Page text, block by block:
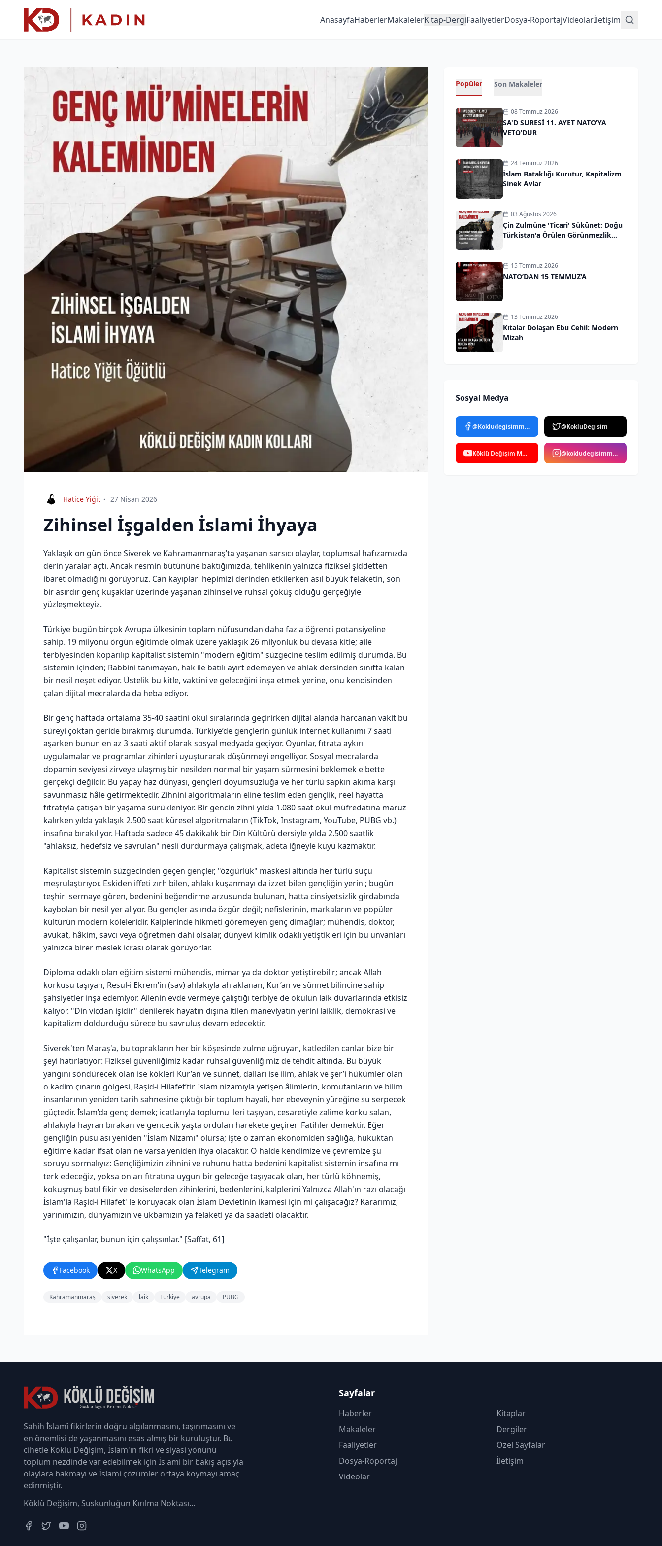
AnasayfaHaberlerMakalelerKitap-DergiFaaliyetlerDosya-RöportajVideolarİletişim
Hatice Yiğit 27 Nisan 2026
Zihinsel İşgalden İslami İhyaya
Yaklaşık on gün önce Siverek ve Kahramanmaraş’ta yaşanan sarsıcı olaylar, toplumsal hafızamızda
derin yaralar açtı. Ancak resmin bütününe baktığımızda, tehlikenin yalnızca fiziksel şiddetten
ibaret olmadığını görüyoruz. Can kayıpları hepimizi derinden etkilerken asıl büyük felaketin, son
bir asırdır genç kuşaklar üzerinde yaşanan zihinsel ve ruhsal çöküş olduğu gerçeğiyle
yüzleşmekteyiz.
Türkiye bugün birçok Avrupa ülkesinin toplam nüfusundan daha fazla öğrenci potansiyeline
sahip. 19 milyonu örgün eğitimde olmak üzere yaklaşık 26 milyonluk bu devasa kitle; aile
terbiyesinden koparılıp kapitalist sistemin "modern eğitim" süzgecine teslim edilmiş durumda. Bu
sistemin içinden; Rabbini tanımayan, hak ile batılı ayırt edemeyen ve ahlak dersinden sınıfta kalan
bir nesil neşet ediyor. Üstelik bu kitle, vaktini ve geleceğini inşa etmek yerine, onu kendisinden
çalan dijital mecralarda da heba ediyor.
Bir genç haftada ortalama 35-40 saatini okul sıralarında geçirirken dijital alanda harcanan vakit bu
süreyi çoktan geride bırakmış durumda. Türkiye’de gençlerin günlük internet kullanımı 7 saati
aşarken bunun en az 3 saati aktif olarak sosyal medyada geçiyor. Oyunlar, fıtrata aykırı
uygulamalar ve programlar zihinleri uyuşturarak düşünmeyi engelliyor. Sosyal mecralarda
dopamin seviyesi zirveye ulaşmış bir nesilden normal bir yaşam sürmesini beklemek elbette
gerçekçi değildir. Bu yapay haz dünyası, gençleri doyumsuzluğa ve her türlü sapkın akıma karşı
savunmasız hâle getirmektedir. Zihnini algoritmaların eline teslim eden gençlik, reel hayatta
fıtratıyla çatışan bir yaşama sürükleniyor. Bir gencin zihni yılda 1.080 saat okul müfredatına maruz
kalırken yılda yaklaşık 2.500 saat küresel algoritmaların (TikTok, Instagram, YouTube, PUBG vb.)
insafına bırakılıyor. Haftada sadece 45 dakikalık bir Din Kültürü dersiyle yılda 2.500 saatlik
"ahlaksız, hedefsiz ve savrulan" nesli durdurmaya çalışmak, adeta iğneyle kuyu kazmaktır.
Kapitalist sistemin süzgecinden geçen gençler, "özgürlük" maskesi altında her türlü suçu
meşrulaştırıyor. Eskiden iffeti zırh bilen, ahlakı kuşanmayı da izzet bilen gençliğin yerini; bugün
teşhiri sermaye gören, bedenini beğendirme arzusunda bulunan, hatta cinsiyetsizlik girdabında
kaybolan bir nesil yer alıyor. Bu gençler aslında özgür değil; nefislerinin, markaların ve popüler
kültürün modern köleleridir. Kalplerinde hikmeti göremeyen genç dimağlar; mühendis, doktor,
avukat, hâkim, savcı veya öğretmen dahi olsalar, dünyevi kimlik odaklı yetiştikleri için bu unvanları
yalnızca birer meslek icrası olarak görüyorlar.
Diploma odaklı olan eğitim sistemi mühendis, mimar ya da doktor yetiştirebilir; ancak Allah
korkusu taşıyan, Resul-i Ekrem’in (sav) ahlakıyla ahlaklanan, Kur’an ve sünnet bilincine sahip
şahsiyetler inşa edemiyor. Ailenin evde vermeye çalıştığı terbiye de okulun laik duvarlarında etkisiz
kalıyor. "Din vicdan işidir" denilerek hayatın dışına itilen maneviyatın yerini laiklik, demokrasi ve
kapitalizm doldurduğu sürece bu savruluş devam edecektir.
Siverek'ten Maraş'a, bu toprakların her bir köşesinde zulme uğruyan, katledilen canlar bize bir
şeyi hatırlatıyor: Fiziksel güvenliğimiz kadar ruhsal güvenliğimiz de tehdit altında. Bu büyük
yangını söndürecek olan ise kökleri Kur’an ve sünnet, dalları ise ilim, ahlak ve şer’i hükümler olan
o kadim çınarın gölgesi, Raşid-i Hilafet’tir. İslam nizamıyla yetişen âlimlerin, komutanların ve bilim
insanlarının yeniden tarih sahnesine çıktığı bir toplum hayali, her ebeveynin yüreğine su serpecek
güçtedir. İslam’da genç demek; icatlarıyla toplumu ileri taşıyan, cesaretiyle zalime korku salan,
ahlakıyla hayran bırakan ve gencecik yaşta orduları harekete geçiren Fatihler demektir. Eğer
gençliğin pusulası yeniden "İslam Nizamı" olursa; işte o zaman ekonomiden sağlığa, hukuktan
eğitime kadar ifsat olan ne varsa yeniden ihya olacaktır. O halde kendimize ve çevremize şu
soruyu sormalıyız: Gençliğimizin zihnini ve ruhunu hatta bedenini kapitalist sistemin insafına mı
terk edeceğiz, yoksa onları fıtratına uygun bir geleceğe taşıyacak olan, her türlü köhnemiş,
kokuşmuş batıl fikir ve desiselerden zihinlerini, bedenlerini, kalplerini Yalnızca Allah'ın razı olacağı
İslam'la Raşid-i Hilafet' le koruyacak olan İslam Devletinin ikamesi için mi çalışacağız? Kararımız;
yarınımızın, dünyamızın ve ukbamızın ya felaketi ya da saadeti olacaktır.
"İşte çalışanlar, bunun için çalışsınlar." [Saffat, 61]
Facebook X WhatsApp Telegram
Kahramanmaraş siverek laik Türkiye avrupa PUBG
Popüler Son Makaleler
08 Temmuz 2026
SA'D SURESİ 11. AYET NATO’YA
VETO’DUR
24 Temmuz 2026
İslam Bataklığı Kurutur, Kapitalizm
Sinek Avlar
03 Ağustos 2026
Çin Zulmüne 'Ticari' Sükûnet: Doğu
Türkistan'a Örülen Görünmezlik
15 Temmuz 2026
NATO’DAN 15 TEMMUZ’A
13 Temmuz 2026
Kıtalar Dolaşan Ebu Cehil: Modern
Mizah
Sosyal Medya
@Kokludegisimmedya @KokluDegisim
Köklü Değişim Medya @kokludegisimmedya
Sahih İslamî fikirlerin doğru algılanmasını, taşınmasını ve
en önemlisi de yaşanmasını esas almış bir kuruluştur. Bu
cihetle Köklü Değişim, İslam'ın fikri ve siyasi yönünü
toplum nezdinde var edebilmek için İslami bir bakış açısıyla
olaylara bakmayı ve İslami çözümler ortaya koymayı amaç
edinmiştir.
Köklü Değişim, Suskunluğun Kırılma Noktası...
Sayfalar
Haberler
Makaleler
Faaliyetler
Dosya-Röportaj
Videolar
Kitaplar
Dergiler
Özel Sayfalar
İletişim